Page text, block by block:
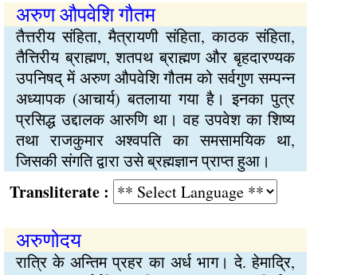
अरुण औपवेशि गौतम
तैत्तरीय संहिता, मैत्रायणी संहिता, काठक संहिता,
तैत्तिरीय ब्राह्मण, शतपथ ब्राह्मण और बृहदारण्यक
उपनिषद् में अरुण औपवेशि गौतम को सर्वगुण सम्पन्न
अध्यापक (आचार्य) बतलाया गया है। इनका पुत्र
प्रसिद्ध उद्दालक आरुणि था। वह उपवेश का शिष्य
तथा राजकुमार अश्वपति का समसामयिक था,
जिसकी संगति द्वारा उसे ब्रह्मज्ञान प्राप्त हुआ।
:
अरुणोदय
रात्रि के अन्तिम प्रहर का अर्ध भाग। दे. हेमाद्रि,